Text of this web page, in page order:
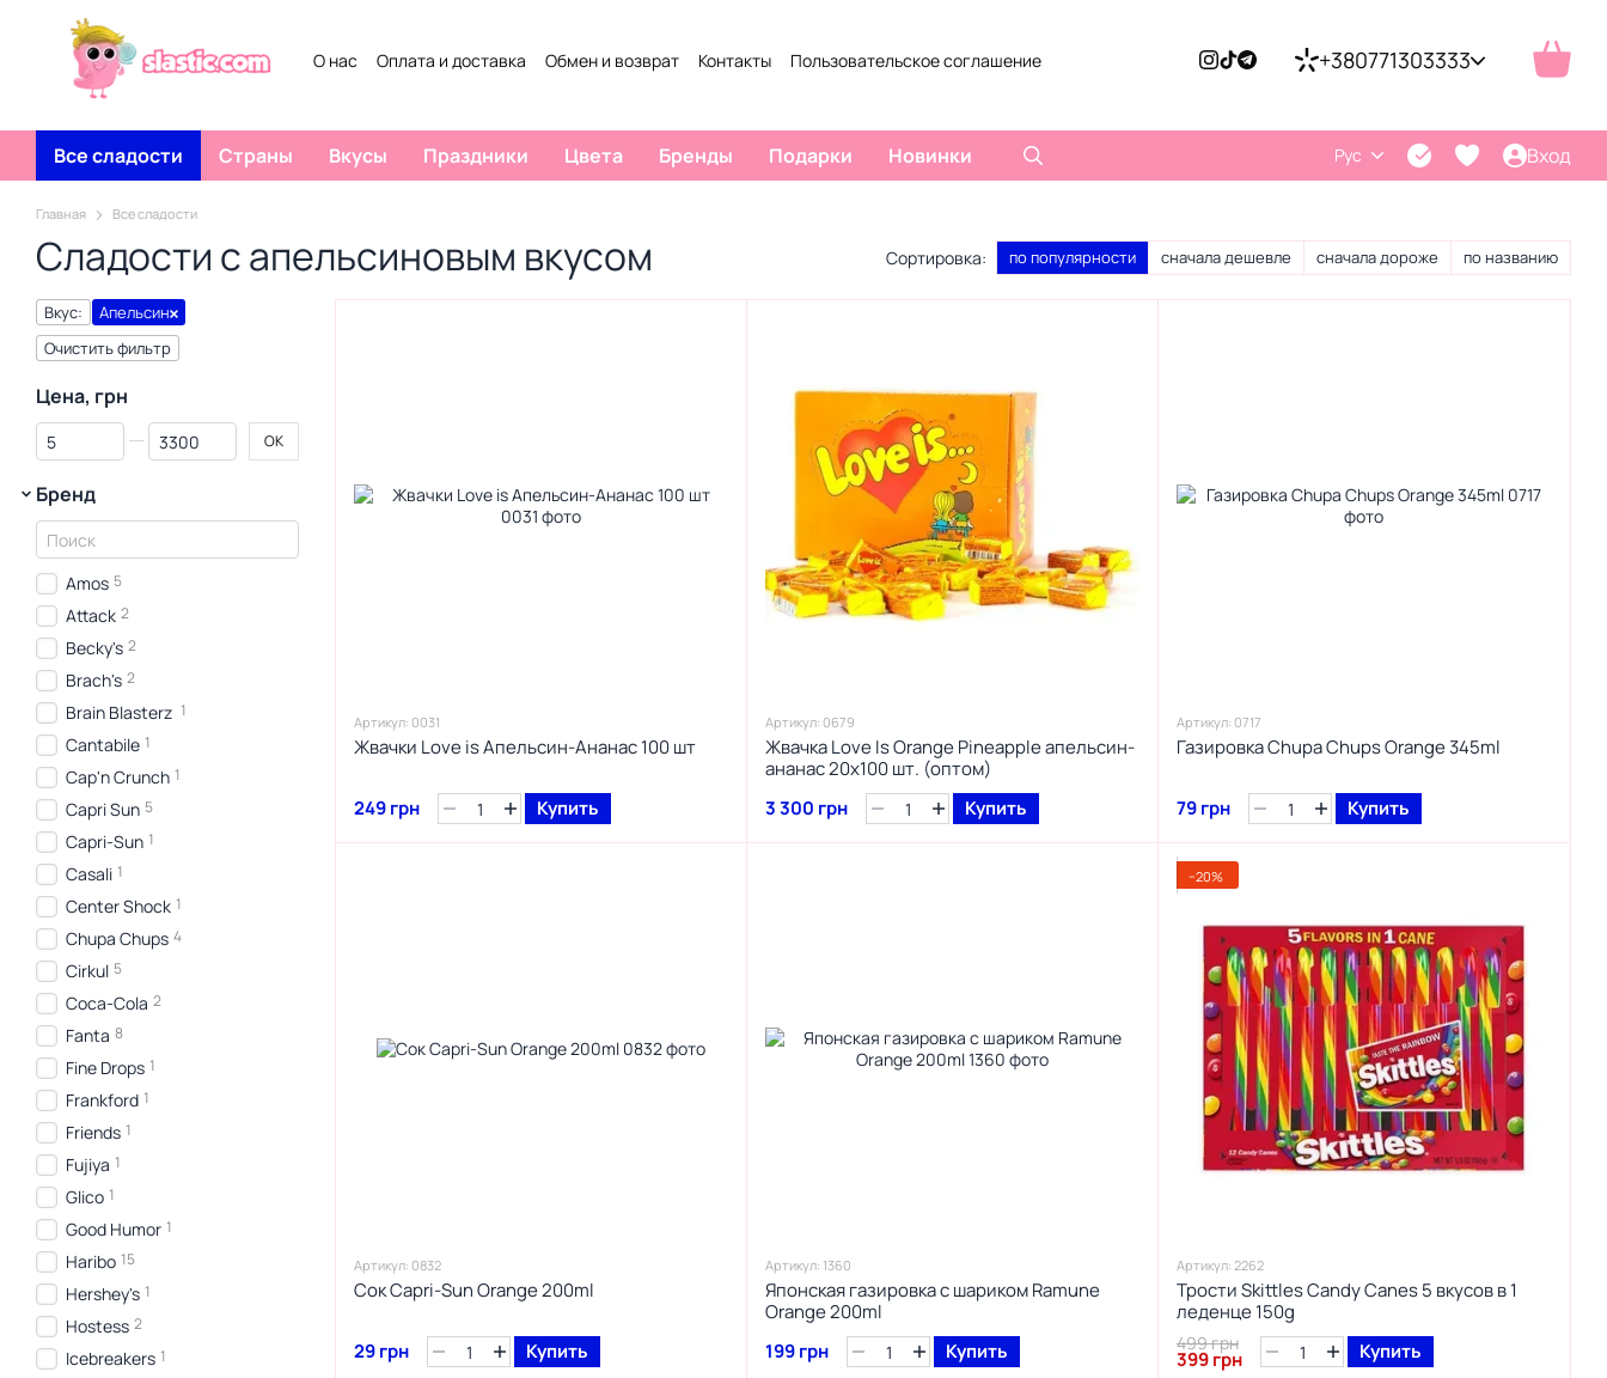
Перейти к основному контенту
О нас
Оплата и доставка Обмен и возврат Контакты
Пользовательское соглашение
+380771303333
Все сладости Страны Вкусы Праздники Цвета Бренды Подарки Новинки Рус Вход
Главная Все сладости
Сладости с апельсиновым вкусом Сортировка: по популярности сначала дешевле сначала дороже по названию
Артикул: 0031
Жвачки Love is Апельсин-Ананас 100 шт
249 грн Купить
Артикул: 0679
Жвачка Love Is Orange Pineapple апельсин-
ананас 20x100 шт. (оптом)
3 300 грн
Купить
Артикул: 0717
Газировка Chupa Chups Orange 345ml
79 грн Купить
Артикул: 0832
Сок Capri-Sun Orange 200ml
29 грн Купить
Артикул: 1360
Японская газировка с шариком Ramune
Orange 200ml
199 грн
Купить
−20%
Артикул: 2262
Трости Skittles Candy Canes 5 вкусов в 1
леденце 150g
499 грн
399 грн Купить
Вкус:
Апельсин
Очистить фильтр
Цена, грн
От Цена, грн
До Цена, грн OK
Бренд
Amos 5
Attack 2
Becky's 2
Brach's 2
Brain Blasterz 1
Cantabile 1
Cap'n Crunch 1
Capri Sun 5
Capri-Sun 1
Casali 1
Center Shock 1
Chupa Chups 4
Cirkul 5
Coca-Cola 2
Fanta 8
Fine Drops 1
Frankford 1
Friends 1
Fujiya 1
Glico 1
Good Humor 1
Haribo 15
Hershey's 1
Hostess 2
Icebreakers 1